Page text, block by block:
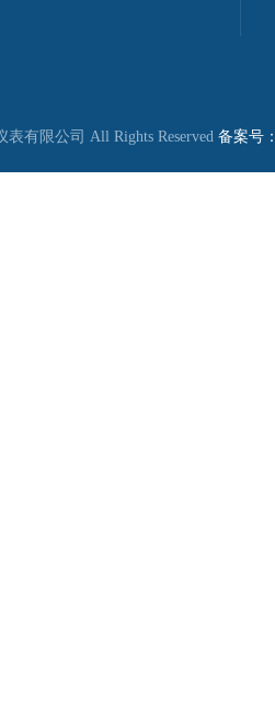
有限公司 All Rights Reserved 备案号